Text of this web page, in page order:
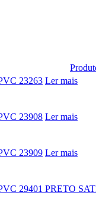
23263 Ler mais
23908 Ler mais
23909 Ler mais
29401 PRETO